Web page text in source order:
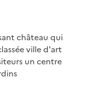
château qui
ville d'art
un centre